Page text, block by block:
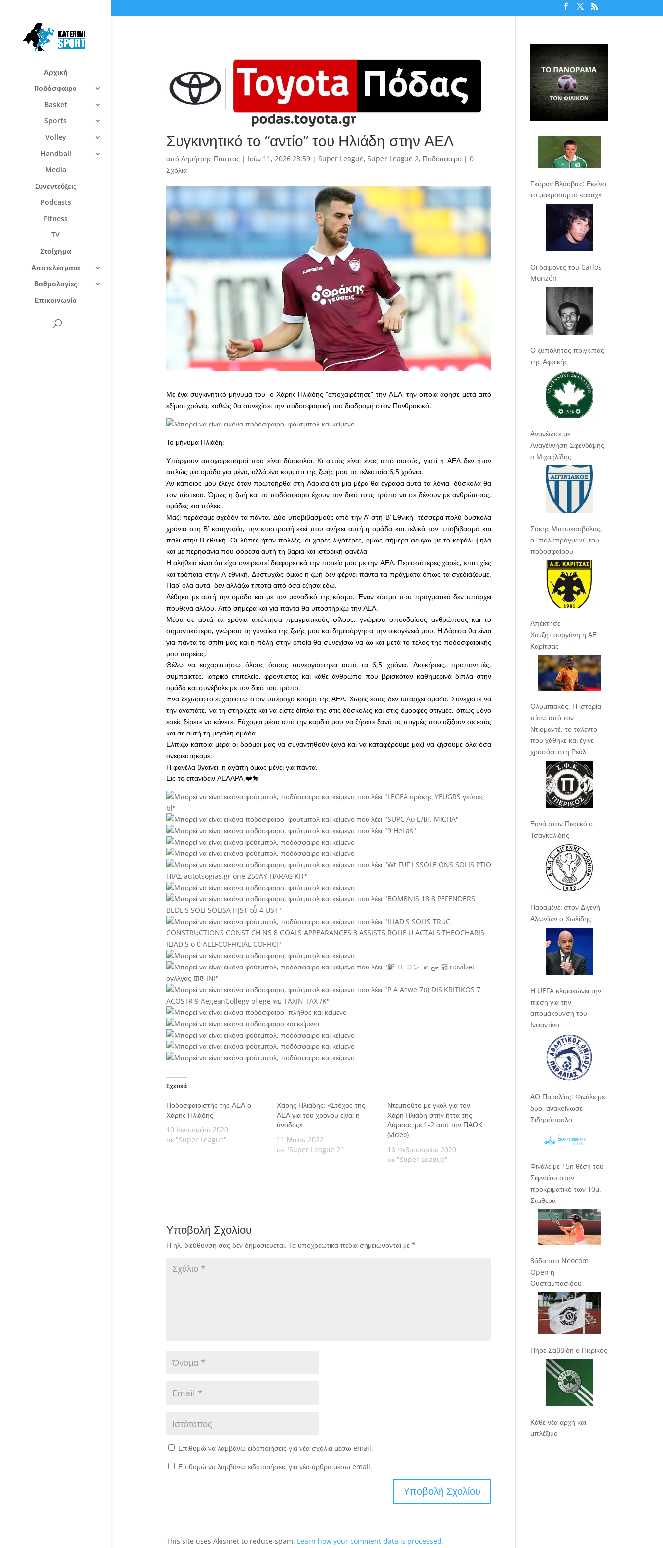
Αρχική
Ποδόσφαιρο
Basket
Sports
Volley
Handball
Media
Συνεντεύξεις
Podcasts
Fitness
TV
Στοίχημα
Αποτελέσματα
Βαθμολογίες
Επικοινωνία
Συγκινητικό το “αντίο” του Ηλιάδη στην ΑΕΛ
από Δημήτρης Πάππας | Ιούν 11, 2026 23:59| Super League, Super League 2, Ποδόσφαιρο| 0
Σχόλια
Με ένα συγκινητικό μήνυμά του, ο Χάρης Ηλιάδης “αποχαιρέτησε” την ΑΕΛ, την οποία άφησε μετά από
εξίμισι χρόνια, καθώς θα συνεχίσει την ποδοσφαιρική του διαδρομή στον Πανθρακικό.
Το μήνυμα Ηλιάδη:
Υπάρχουν αποχαιρετισμοί που είναι δύσκολοι. Κι αυτός είναι ένας από αυτούς, γιατί η ΑΕΛ δεν ήταν
απλώς μια ομάδα για μένα, αλλά ένα κομμάτι της ζωής μου τα τελευταία 6,5 χρόνια.
Αν κάποιος μου έλεγε όταν πρωτοήρθα στη Λάρισα ότι μια μέρα θα έγραφα αυτά τα λόγια, δύσκολα θα
τον πίστευα. Όμως η ζωή και το ποδόσφαιρο έχουν τον δικό τους τρόπο να σε δένουν με ανθρώπους,
ομάδες και πόλεις.
Μαζί περάσαμε σχεδόν τα πάντα. Δύο υποβιβασμούς από την Α’ στη Β’ Εθνική, τέσσερα πολύ δύσκολα
χρόνια στη Β’ κατηγορία, την επιστροφή εκεί που ανήκει αυτή η ομάδα και τελικά τον υποβιβασμό και
πάλι στην Β εθνική. Οι λύπες ήταν πολλές, οι χαρές λιγότερες, όμως σήμερα φεύγω με το κεφάλι ψηλά
και με περηφάνια που φόρεσα αυτή τη βαριά και ιστορική φανέλα.
Η αλήθεια είναι ότι είχα ονειρευτεί διαφορετικά την πορεία μου με την ΑΕΛ. Περισσότερες χαρές, επιτυχίες
και τρόπαια στην Α εθνική. Δυστυχώς όμως η ζωή δεν φέρνει πάντα τα πράγματα όπως τα σχεδιάζουμε.
Παρ’ όλα αυτά, δεν αλλάζω τίποτα από όσα έζησα εδώ.
Δέθηκα με αυτή την ομάδα και με τον μοναδικό της κόσμο. Έναν κόσμο που πραγματικά δεν υπάρχει
πουθενά αλλού. Από σήμερα και για πάντα θα υποστηρίζω την ΑΕΛ.
Μέσα σε αυτά τα χρόνια απέκτησα πραγματικούς φίλους, γνώρισα σπουδαίους ανθρώπους και το
σημαντικότερο, γνώρισα τη γυναίκα της ζωής μου και δημιούργησα την οικογένειά μου. Η Λάρισα θα είναι
για πάντα το σπίτι μας και η πόλη στην οποία θα συνεχίσω να ζω και μετά το τέλος της ποδοσφαιρικής
μου πορείας.
Θέλω να ευχαριστήσω όλους όσους συνεργάστηκα αυτά τα 6,5 χρόνια. Διοικήσεις, προπονητές,
συμπαίκτες, ιατρικό επιτελείο, φροντιστές και κάθε άνθρωπο που βρισκόταν καθημερινά δίπλα στην
ομάδα και συνέβαλε με τον δικό του τρόπο.
Ένα ξεχωριστό ευχαριστώ στον υπέροχο κόσμο της ΑΕΛ. Χωρίς εσάς δεν υπάρχει ομάδα. Συνεχίστε να
την αγαπάτε, να τη στηρίζετε και να είστε δίπλα της στις δύσκολες και στις όμορφες στιγμές, όπως μόνο
εσείς ξέρετε να κάνετε. Εύχομαι μέσα από την καρδιά μου να ζήσετε ξανά τις στιγμές που αξίζουν σε εσάς
και σε αυτή τη μεγάλη ομάδα.
Ελπίζω κάποια μέρα οι δρόμοι μας να συναντηθούν ξανά και να καταφέρουμε μαζί να ζήσουμε όλα όσα
ονειρευτήκαμε.
Η φανέλα βγαινει, η αγάπη όμως μένει για πάντα.
Εις το επανιδείν ΑΕΛΑΡΑ.❤️🐎
Σχετικά
Ποδοσφαιριστής της ΑΕΛ ο
Χάρης Ηλιάδης
10 Ιανουαρίου 2020
σε "Super League"
Χάρης Ηλιάδης: «Στόχος της
ΑΕΛ για του χρόνου είναι η
άνοδος»
11 Μαΐου 2022
σε "Super League 2"
Ντεμπούτο με γκολ για τον
Χάρη Ηλιάδη στην ήττα της
Λάρισας με 1-2 από τον ΠΑΟΚ
(video)
16 Φεβρουαρίου 2020
σε "Super League"
Υποβολή Σχολίου
Η ηλ. διεύθυνση σας δεν δημοσιεύεται. Τα υποχρεωτικά πεδία σημειώνονται με *
Επιθυμώ να λαμβάνω ειδοποιήσεις για νέα σχόλια μέσω email.
Επιθυμώ να λαμβάνω ειδοποιήσεις για νέα άρθρα μέσω email.
This site uses Akismet to reduce spam. Learn how your comment data is processed.
Γκόραν Βλάοβιτς: Εκείνο
το μακρόσυρτο «αααχ»
Οι δαίμονες του Carlos
Monzón
Ο ξυπόλητος πρίγκιπας
της Αφρικής
Ανανέωσε με
Αναγέννηση Σφενδάμης
ο Μιχαηλίδης
Σάκης Μπουκουβάλας,
ο “πολυπράγμων” του
ποδοσφαίρου
Απέκτησε
Χατζηπουργάνη η ΑΕ
Καρίτσας
Ολυμπιακός: Η ιστορία
πίσω από τον
Ντιομαντέ, το ταλέντο
που χάθηκε και έγινε
χρυσάφι στη Ρεάλ
Ξανά στον Πιερικό ο
Τσαγκαλίδης
Παραμένει στον Διγενή
Αλωνίων ο Χωλίδης
Η UEFA κλιμακώνει την
πίεση για την
απομάκρυνση του
Ινφαντίνο
ΑΟ Παραλίας: Φινάλε με
δύο, ανακοίνωσε
Σιδηρόπουλο
Φινάλε με 15η θέση του
Σιφναίου στον
προκριματικό των 10μ.
Σταθερά
8άδα στο Neocom
Open η
Ουσταμπασίδου
Πήρε Σαββίδη ο Πιερικός
Κάθε νέα αρχή και
μπλέξιμο